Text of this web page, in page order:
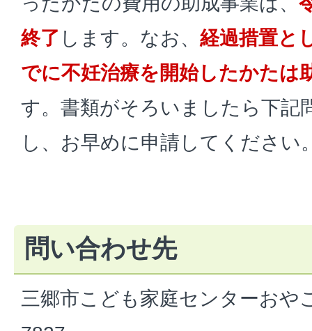
終了 します。なお、 経過措置と
でに不妊治療を開始したかたは
す。書類がそろいましたら下記
し、お早めに申請してください
問い合わせ先
三郷市こども家庭センターおや